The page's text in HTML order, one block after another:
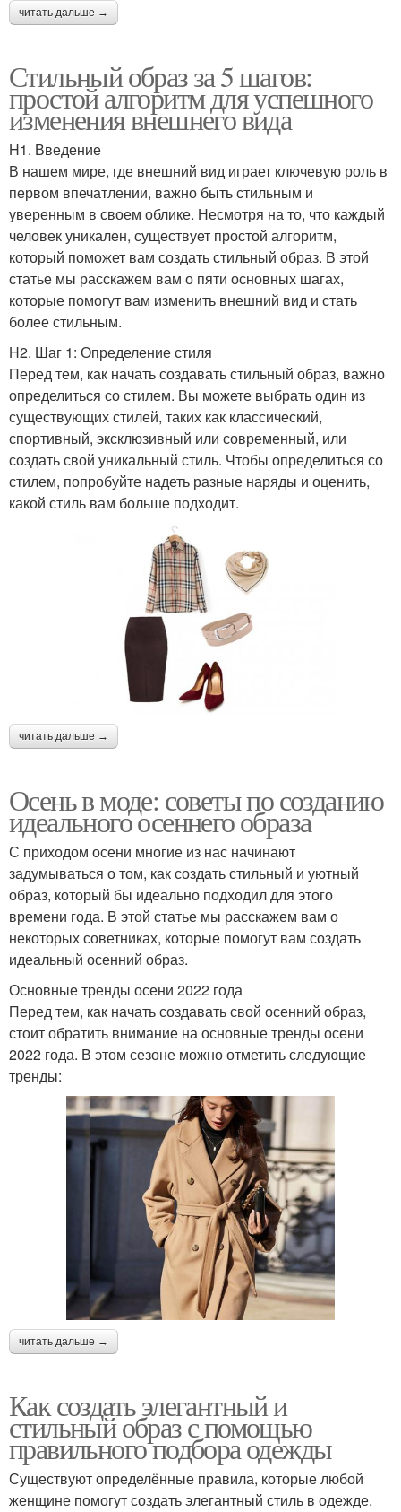
читать дальше →
Стильный образ за 5 шагов:
простой алгоритм для успешного
изменения внешнего вида
H1. Введение
В нашем мире, где внешний вид играет ключевую роль в
первом впечатлении, важно быть стильным и
уверенным в своем облике. Несмотря на то, что каждый
человек уникален, существует простой алгоритм,
который поможет вам создать стильный образ. В этой
статье мы расскажем вам о пяти основных шагах,
которые помогут вам изменить внешний вид и стать
более стильным.
H2. Шаг 1: Определение стиля
Перед тем, как начать создавать стильный образ, важно
определиться со стилем. Вы можете выбрать один из
существующих стилей, таких как классический,
спортивный, эксклюзивный или современный, или
создать свой уникальный стиль. Чтобы определиться со
стилем, попробуйте надеть разные наряды и оценить,
какой стиль вам больше подходит.
читать дальше →
Осень в моде: советы по созданию
идеального осеннего образа
С приходом осени многие из нас начинают
задумываться о том, как создать стильный и уютный
образ, который бы идеально подходил для этого
времени года. В этой статье мы расскажем вам о
некоторых советниках, которые помогут вам создать
идеальный осенний образ.
Основные тренды осени 2022 года
Перед тем, как начать создавать свой осенний образ,
стоит обратить внимание на основные тренды осени
2022 года. В этом сезоне можно отметить следующие
тренды:
читать дальше →
Как создать элегантный и
стильный образ с помощью
правильного подбора одежды
Существуют определённые правила, которые любой
женщине помогут создать элегантный стиль в одежде.